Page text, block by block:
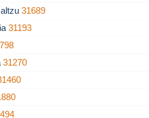
31689
31193
31270